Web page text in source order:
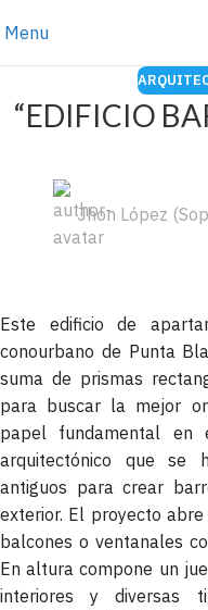
Menu
“EDIFICIO
Jhon López
Este edificio de
conourbano de Punta
suma de prismas
para buscar la mejor
papel fundamental en
arquitectónico que se
antiguos para crear
exterior. El proyecto
balcones o ventanales
En altura compone un
interiores y diversas